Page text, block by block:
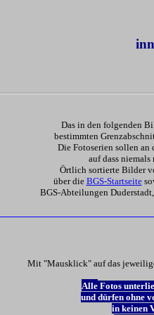
Das in den folgenden
bestimmten
Die Fotoserien sollen an
auf dass
Örtlich sortierte Bilder
über die BGS-Startseite
BGS-Abteilungen
Mit "Mausklick" auf das
Alle Fotos
und dürfen ohne
in keinen